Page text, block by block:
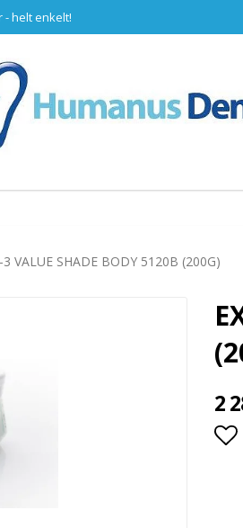
- helt enkelt!
3 VALUE SHADE BODY 5120B (200G)
2